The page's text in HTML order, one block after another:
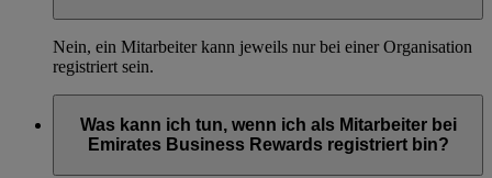
Nein, ein Mitarbeiter kann jeweils nur bei einer Organisation
registriert sein.
Was kann ich tun, wenn ich als Mitarbeiter bei
Emirates Business Rewards registriert bin?